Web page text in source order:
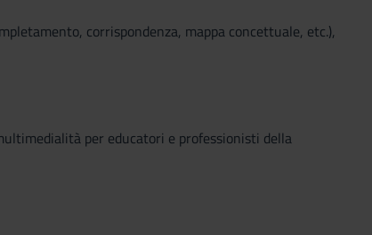
corrispondenza, mappa concettuale, etc.),
per educatori e professionisti della